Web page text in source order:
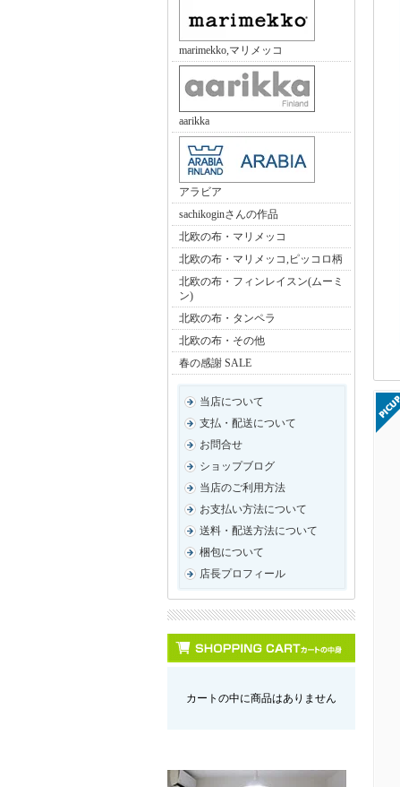
marimekko,マリメッコ
aarikka
アラビア
sachikoginさんの作品
北欧の布・マリメッコ
北欧の布・マリメッコ,ピッコロ柄
北欧の布・フィンレイスン(ムーミ
ン)
北欧の布・タンペラ
北欧の布・その他
春の感謝 SALE
当店について
支払・配送について
お問合せ
ショップブログ
当店のご利用方法
お支払い方法について
送料・配送方法について
梱包について
店長プロフィール
カートの中に商品はありません